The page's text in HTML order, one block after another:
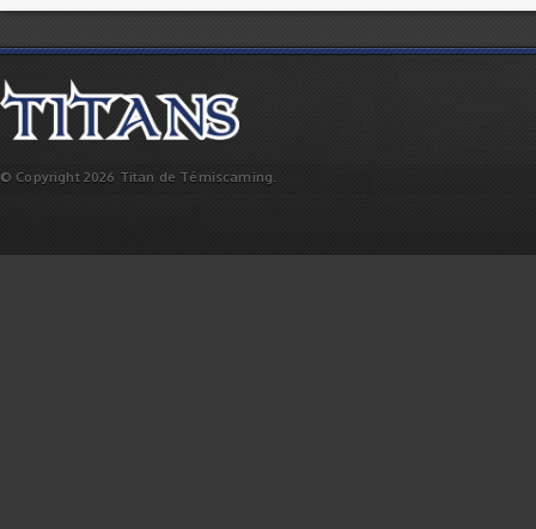
© Copyright 2026 Titan de Témiscaming.